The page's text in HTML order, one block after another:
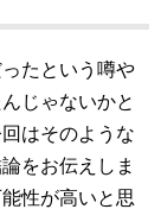
たという噂や
じゃないかと
はそのような
をお伝えしま
性が高いと思